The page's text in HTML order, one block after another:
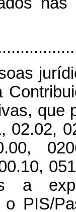
que
02.02,
a
o PIS/